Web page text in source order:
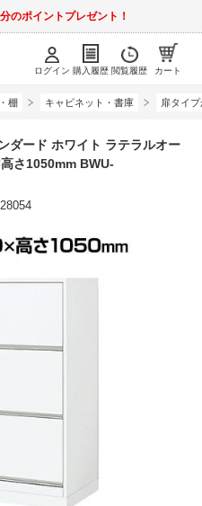
のポイントプレゼント！
ログイン 購入履歴 閲覧履歴 カート
棚 キャビネット・書庫 扉タイ
ダード ホワイト ラテラルオー
さ1050mm BWU-